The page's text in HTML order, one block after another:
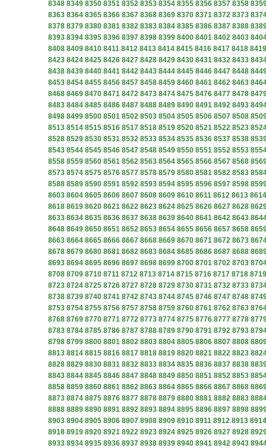
8348 8349 8350 8351 8352 8353 8354 8355 8356 8357 8358
8363 8364 8365 8366 8367 8368 8369 8370 8371 8372 8373
8378 8379 8380 8381 8382 8383 8384 8385 8386 8387 8388
8393 8394 8395 8396 8397 8398 8399 8400 8401 8402 8403
8408 8409 8410 8411 8412 8413 8414 8415 8416 8417 8418 8419
8423 8424 8425 8426 8427 8428 8429 8430 8431 8432 8433
8438 8439 8440 8441 8442 8443 8444 8445 8446 8447 8448
8453 8454 8455 8456 8457 8458 8459 8460 8461 8462 8463
8468 8469 8470 8471 8472 8473 8474 8475 8476 8477 8478
8483 8484 8485 8486 8487 8488 8489 8490 8491 8492 8493
8498 8499 8500 8501 8502 8503 8504 8505 8506 8507 8508
8513 8514 8515 8516 8517 8518 8519 8520 8521 8522 8523
8528 8529 8530 8531 8532 8533 8534 8535 8536 8537 8538
8543 8544 8545 8546 8547 8548 8549 8550 8551 8552 8553
8558 8559 8560 8561 8562 8563 8564 8565 8566 8567 8568
8573 8574 8575 8576 8577 8578 8579 8580 8581 8582 8583
8588 8589 8590 8591 8592 8593 8594 8595 8596 8597 8598
8603 8604 8605 8606 8607 8608 8609 8610 8611 8612 8613 8614
8618 8619 8620 8621 8622 8623 8624 8625 8626 8627 8628
8633 8634 8635 8636 8637 8638 8639 8640 8641 8642 8643
8648 8649 8650 8651 8652 8653 8654 8655 8656 8657 8658
8663 8664 8665 8666 8667 8668 8669 8670 8671 8672 8673
8678 8679 8680 8681 8682 8683 8684 8685 8686 8687 8688
8693 8694 8695 8696 8697 8698 8699 8700 8701 8702 8703
8708 8709 8710 8711 8712 8713 8714 8715 8716 8717 8718 8719
8723 8724 8725 8726 8727 8728 8729 8730 8731 8732 8733
8738 8739 8740 8741 8742 8743 8744 8745 8746 8747 8748
8753 8754 8755 8756 8757 8758 8759 8760 8761 8762 8763
8768 8769 8770 8771 8772 8773 8774 8775 8776 8777 8778
8783 8784 8785 8786 8787 8788 8789 8790 8791 8792 8793
8798 8799 8800 8801 8802 8803 8804 8805 8806 8807 8808
8813 8814 8815 8816 8817 8818 8819 8820 8821 8822 8823
8828 8829 8830 8831 8832 8833 8834 8835 8836 8837 8838
8843 8844 8845 8846 8847 8848 8849 8850 8851 8852 8853
8858 8859 8860 8861 8862 8863 8864 8865 8866 8867 8868
8873 8874 8875 8876 8877 8878 8879 8880 8881 8882 8883
8888 8889 8890 8891 8892 8893 8894 8895 8896 8897 8898
8903 8904 8905 8906 8907 8908 8909 8910 8911 8912 8913 8914
8918 8919 8920 8921 8922 8923 8924 8925 8926 8927 8928
8933 8934 8935 8936 8937 8938 8939 8940 8941 8942 8943